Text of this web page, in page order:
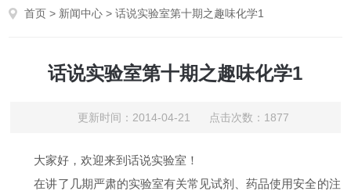
首页 > 新闻中心 > 话说实验室第十期之趣味化学1
话说实验室第十期之趣味化学1
更新时间：2014-04-21 点击次数：1877
大家好，欢迎来到话说实验室！
在讲了几期严肃的实验室有关常见试剂、药品使用安全的注